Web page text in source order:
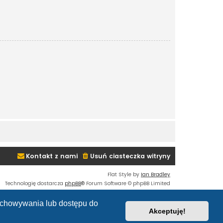
lub dostępu do
Akceptuję!
Usuń ciasteczka witryny
Kontakt z nami
Flat Style by Ian Bradley
Technologię dostarcza phpBB® Forum Software © phpBB Limited
Custom Code
extension for phpBB
Zasady ochrony danych osobowych
Regulamin